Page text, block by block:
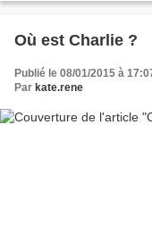
Où est Charlie ?
Publié le 08/01/2015 à
Par kate.rene